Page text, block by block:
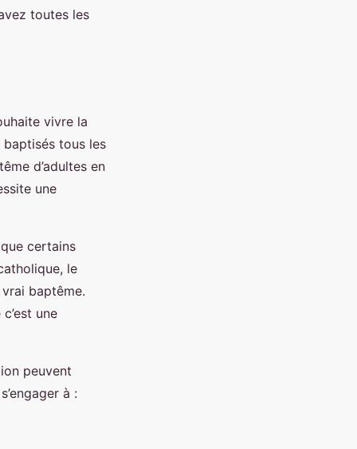
toutes les
vivre la
baptisés tous les
d’adultes en
une
certains
le
baptême.
une
peuvent
à :